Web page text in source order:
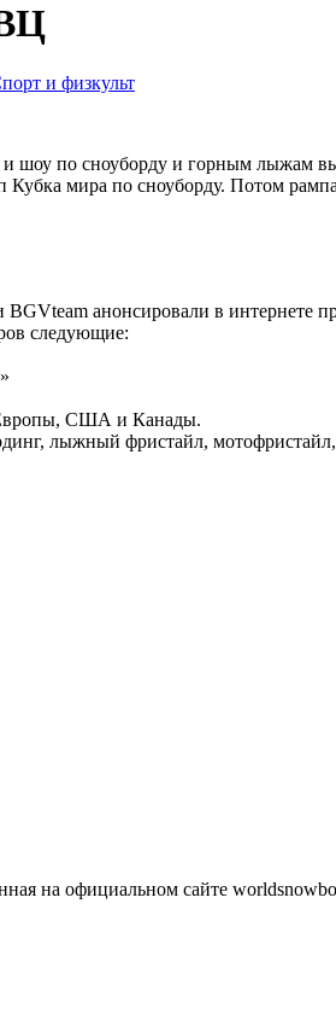
и физкульт
шоу по сноуборду и горным
мира по сноуборду. Потом
анонсировали в интернете
следующие:
Европы, США и Канады.
лыжный фристайл,
на официальном сайте